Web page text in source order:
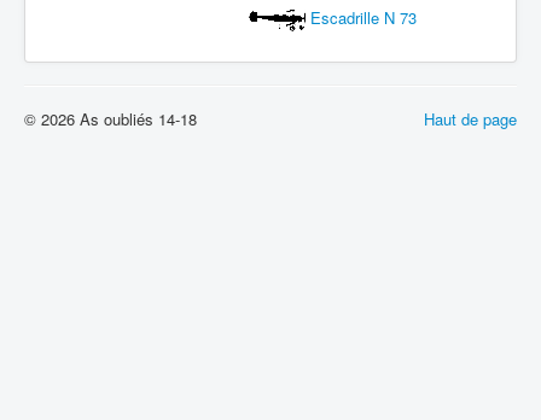
Escadrille N 73
Haut de page
© 2026 As oubliés 14-18